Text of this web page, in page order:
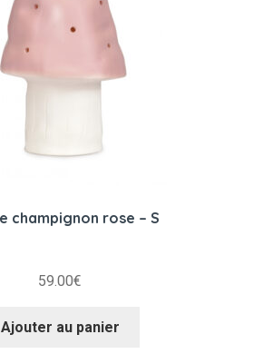
champignon rose – S
59.00€
Ajouter au panier